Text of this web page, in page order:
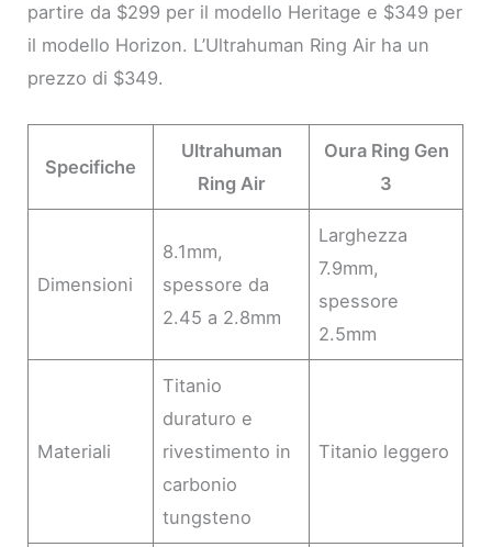
partire da $299 per il modello Heritage e $349 per
il modello Horizon. L’Ultrahuman Ring Air ha un
prezzo di $349.
Specifiche
Ultrahuman
Ring Air
Oura Ring Gen
3
Dimensioni
8.1mm,
spessore da
2.45 a 2.8mm
Larghezza
7.9mm,
spessore
2.5mm
Materiali
Titanio
duraturo e
rivestimento in
carbonio
tungsteno
Titanio leggero